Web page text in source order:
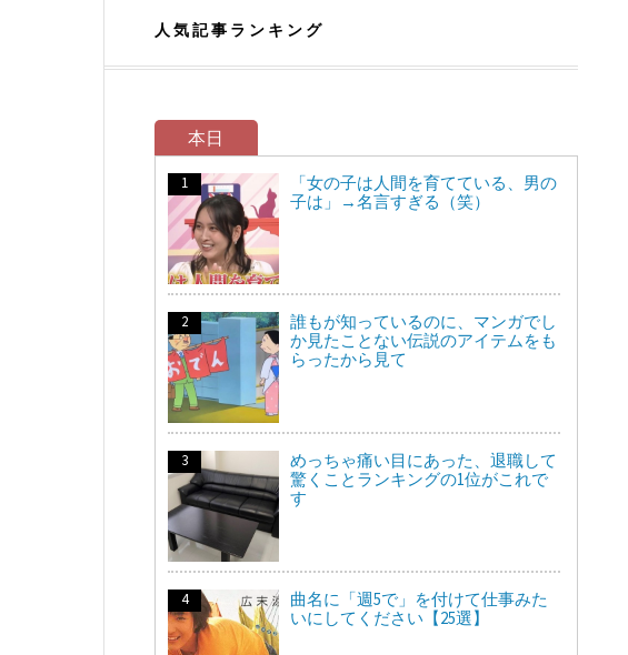
人気記事ランキング
本日
「女の子は人間を育てている、男の
子は」→名言すぎる（笑）
誰もが知っているのに、マンガでし
か見たことない伝説のアイテムをも
らったから見て
めっちゃ痛い目にあった、退職して
驚くことランキングの1位がこれで
す
曲名に「週5で」を付けて仕事みた
いにしてください【25選】